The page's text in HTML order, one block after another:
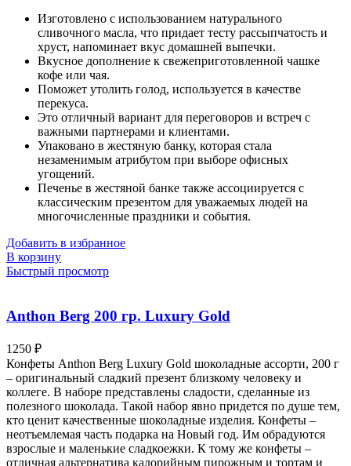
Изготовлено с использованием натурального
сливочного масла, что придает тесту рассыпчатость и
хруст, напоминает вкус домашней выпечки.
Вкусное дополнение к свежеприготовленной чашке
кофе или чая.
Поможет утолить голод, используется в качестве
перекуса.
Это отличный вариант для переговоров и встреч с
важными партнерами и клиентами.
Упаковано в жестяную банку, которая стала
незаменимым атрибутом при выборе офисных
угощений.
Печенье в жестяной банке также ассоциируется с
классическим презентом для уважаемых людей на
многочисленные праздники и события.
Добавить в избранное
В корзину
Быстрый просмотр
Anthon Berg 200 гр. Luxury Gold
1250 ₽
Конфеты Anthon Berg Luxury Gold шоколадные ассорти, 200 г
– оригинальный сладкий презент близкому человеку и
коллеге. В наборе представлены сладости, сделанные из
полезного шоколада. Такой набор явно придется по душе тем,
кто ценит качественные шоколадные изделия. Конфеты –
неотъемлемая часть подарка на Новый год. Им обрадуются
взрослые и маленькие сладкоежки. К тому же конфеты –
отличная альтернатива калорийным пирожным и тортам и